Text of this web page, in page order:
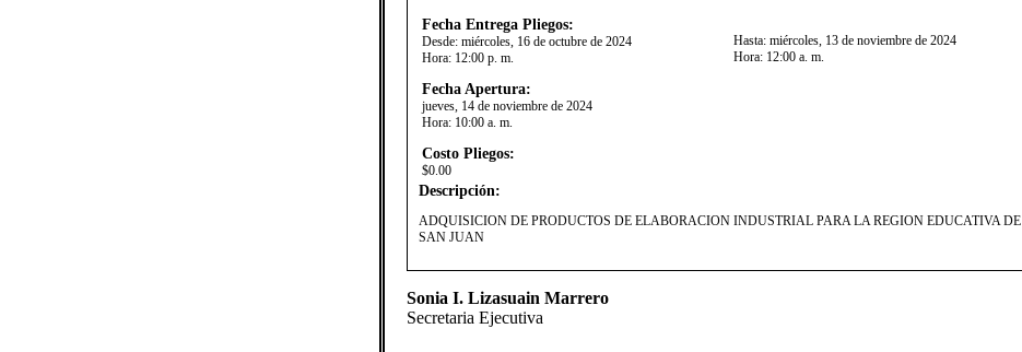
Fecha Entrega Pliegos:
Desde: miércoles, 16 de octubre de 2024
Hora: 12:00 p. m.
Hasta: miércoles, 13 de noviembre de 2024
Hora: 12:00 a. m.
Fecha Apertura:
jueves, 14 de noviembre de 2024
Hora: 10:00 a. m.
Costo Pliegos:
$0.00
Descripción:
​ADQUISICION DE PRODUCTOS DE ELABORACION INDUSTRIAL PARA LA REGION EDUCATIVA DE
SAN JUAN
Sonia I. Lizasuain Marrero
Secretaria Ejecutiva